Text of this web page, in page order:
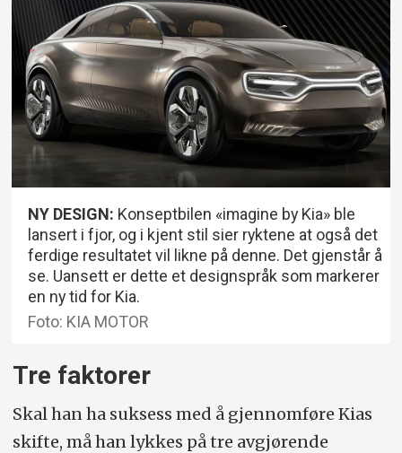
NY DESIGN: Konseptbilen «imagine by Kia» ble
lansert i fjor, og i kjent stil sier ryktene at også det
ferdige resultatet vil likne på denne. Det gjenstår å
se. Uansett er dette et designspråk som markerer
en ny tid for Kia.
Foto: KIA MOTOR
Tre faktorer
Skal han ha suksess med å gjennomføre Kias
skifte, må han lykkes på tre avgjørende